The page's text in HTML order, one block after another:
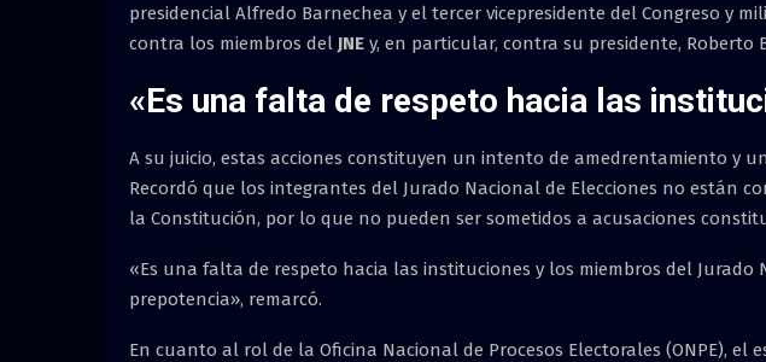
presidencial Alfredo Barnechea y el tercer vicepresidente del Congreso y
contra los miembros del JNE y, en particular, contra su presidente, Roberto
«Es una falta de respeto hacia las
A su juicio, estas acciones constituyen un intento de amedrentamiento y
Recordó que los integrantes del Jurado Nacional de Elecciones no están
la Constitución, por lo que no pueden ser sometidos a acusaciones
«Es una falta de respeto hacia las instituciones y los miembros del Jurado
prepotencia», remarcó.
En cuanto al rol de la Oficina Nacional de Procesos Electorales (ONPE), el